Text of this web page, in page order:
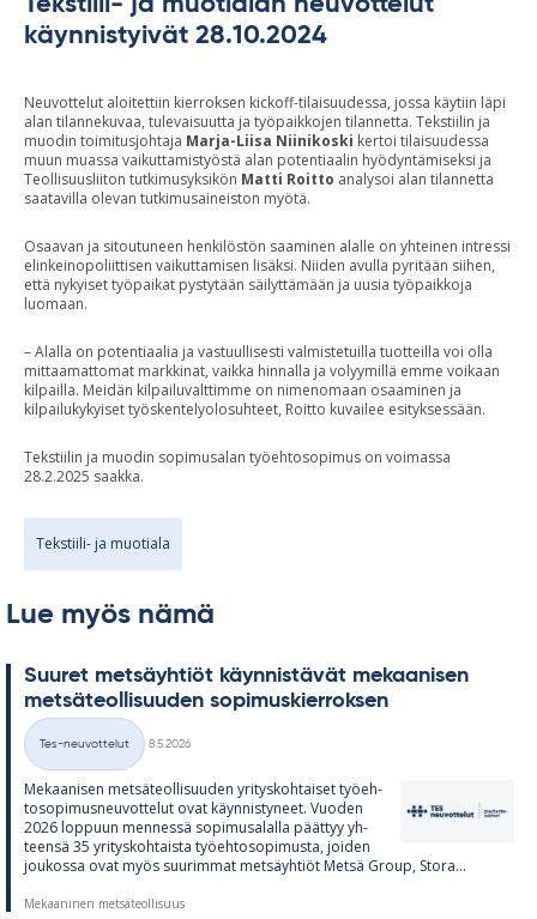
käynnistyivät 28.10.2024
Neuvottelut aloitettiin kierroksen kickoff-tilaisuudessa, jossa käytiin läpi
alan tilannekuvaa, tulevaisuutta ja työpaikkojen tilannetta. Tekstiilin ja
muodin toimitusjohtaja Marja-Liisa Niinikoski kertoi tilaisuudessa
muun muassa vaikuttamistyöstä alan potentiaalin hyödyntämiseksi ja
Teollisuusliiton tutkimusyksikön Matti Roitto analysoi alan tilannetta
saatavilla olevan tutkimusaineiston myötä.
Osaavan ja sitoutuneen henkilöstön saaminen alalle on yhteinen intressi
elinkeinopoliittisen vaikuttamisen lisäksi. Niiden avulla pyritään siihen,
että nykyiset työpaikat pystytään säilyttämään ja uusia työpaikkoja
luomaan.
– Alalla on potentiaalia ja vastuullisesti valmistetuilla tuotteilla voi olla
mittaamattomat markkinat, vaikka hinnalla ja volyymillä emme voikaan
kilpailla. Meidän kilpailuvalttimme on nimenomaan osaaminen ja
kilpailukykyiset työskentelyolosuhteet, Roitto kuvailee esityksessään.
Tekstiilin ja muodin sopimusalan työehtosopimus on voimassa
28.2.2025 saakka.
Tekstiili- ja muotiala
Lue myös nämä
Suu­ret met­säyh­tiöt käyn­nis­tä­vät me­kaa­ni­sen
met­sä­teol­li­suu­den so­pi­mus­kier­rok­sen
Kategoriat
Tes-neuvottelut
8.5.2026
Me­kaa­ni­sen met­sä­teol­li­suu­den yri­tys­koh­tai­set työ­eh­
to­so­pi­mus­neu­vot­te­lut ovat käyn­nis­ty­neet. Vuo­den
2026 lop­puun men­nessä so­pi­musa­lalla päät­tyy yh­
teensä 35 yri­tys­koh­taista työ­eh­to­so­pi­musta, joi­den
jou­kossa ovat myös suu­rim­mat met­säyh­tiöt Metsä Group, Stora...
Mekaaninen metsäteollisuus